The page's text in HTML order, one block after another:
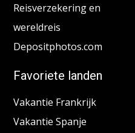
Reisverzekering en
wereldreis
Depositphotos.com
Favoriete landen
Vakantie Frankrijk
Vakantie Spanje